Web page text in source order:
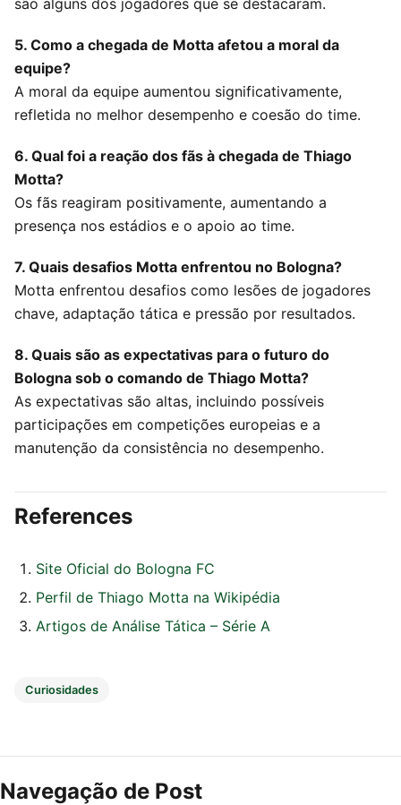
5. Como a chegada de Motta afetou a moral da
equipe?
A moral da equipe aumentou significativamente,
refletida no melhor desempenho e coesão do time.
6. Qual foi a reação dos fãs à chegada de Thiago
Motta?
Os fãs reagiram positivamente, aumentando a
presença nos estádios e o apoio ao time.
7. Quais desafios Motta enfrentou no Bologna?
Motta enfrentou desafios como lesões de jogadores
chave, adaptação tática e pressão por resultados.
8. Quais são as expectativas para o futuro do
Bologna sob o comando de Thiago Motta?
As expectativas são altas, incluindo possíveis
participações em competições europeias e a
manutenção da consistência no desempenho.
References
Site Oficial do Bologna FC
Perfil de Thiago Motta na Wikipédia
Artigos de Análise Tática – Série A
Curiosidades
Navegação de Post